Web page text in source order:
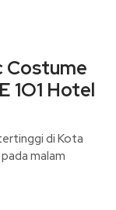
Costume
1O1 Hotel
di Kota
malam